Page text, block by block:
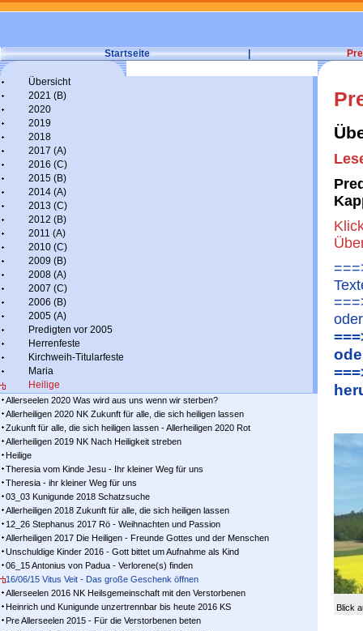
Startseite |
Übersicht
2021 (B)
2020
2019
2018
2017 (A)
2016 (C)
2015 (B)
2014 (A)
2013 (C)
2012 (B)
2011 (A)
2010 (C)
2009 (B)
2008 (A)
2007 (C)
2006 (B)
2005 (A)
Predigten vor 2005
Herrenfeste
Kirchweih-Titularfeste
Maria
Heilige
Allerseelen 2020 Was wird aus uns wenn wir sterben?
Allerheiligen 2020 NK Zukunft für alle, die sich heiligen lassen
Zukunft für alle, die sich heiligen lassen - Allerheiligen 2020 Rot
Allerheiligen 2019 NK Nach Heiligkeit streben
Heilige
Theresia vom Kinde Jesu - Ihr kleiner Weg für uns
Theresia - ihr kleiner Weg für uns
03_03 Kunigunde 2018 Schatzsuche
Allerheiligen 2018 Zukunft für alle, die sich heiligen lassen
12_26 Stephanus 2017 Rö - Weihnachten und Passion
Allerheiligen 2017 Die Heiligen - Freunde Gottes und der Menschen
Unschuldige Kinder 2016 - Gott bittet um Aufnahme als Kind
06_15 Antonius von Padua - Verlorene(s) finden
16/06/15 Vitus Veit - Das große Geschenk öffnen
Allerseelen 2016 NK Heilsgemeinschaft mit den Verstorbenen
Heinrich und Kunigunde unzertrennbar bis heute 2016 KS
Pre Allerseelen 2015 - Für die Verstorbenen beten
Blick